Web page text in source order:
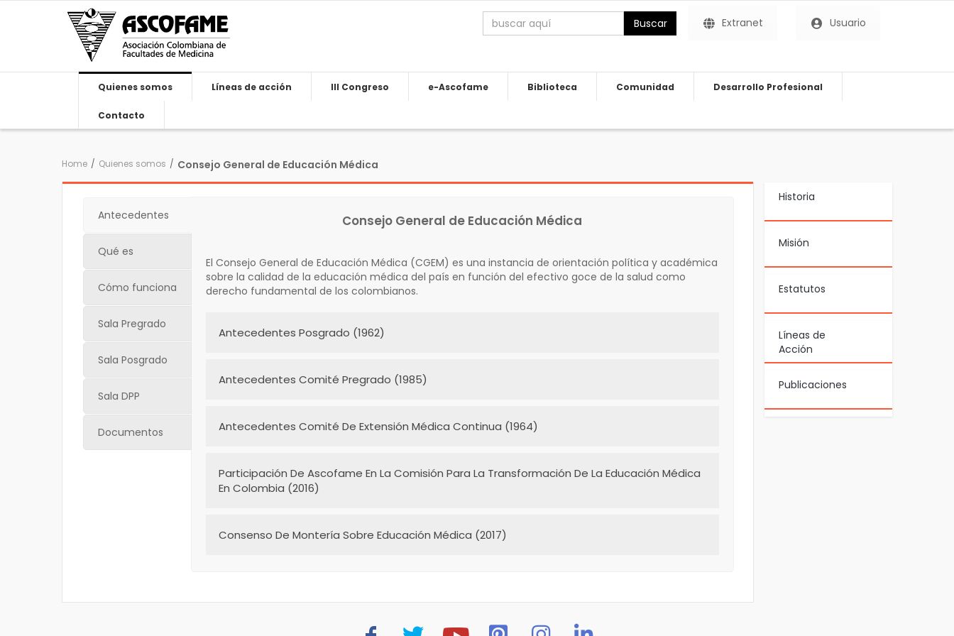
Buscar Extranet Usuario
Quienes somos Líneas de acción III Congreso e-Ascofame Biblioteca Comunidad Desarrollo Profesional
Contacto
Home / Quienes somos / Consejo General de Educación Médica
Antecedentes
Qué es
Cómo funciona
Sala Pregrado
Sala Posgrado
Sala DPP
Documentos
Consejo General de Educación Médica
El Consejo General de Educación Médica (CGEM) es una instancia de orientación política y académica
sobre la calidad de la educación médica del país en función del efectivo goce de la salud como
derecho fundamental de los colombianos.
Antecedentes Posgrado (1962)
Antecedentes Comité Pregrado (1985)
Antecedentes Comité De Extensión Médica Continua (1964)
Participación De Ascofame En La Comisión Para La Transformación De La Educación Médica
En Colombia (2016)
Consenso De Montería Sobre Educación Médica (2017)
Historia
Misión
Estatutos
Líneas de
Acción
Publicaciones